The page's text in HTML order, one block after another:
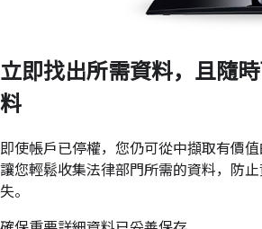
立即找出所需資料，且隨
料
即使帳戶已停權，您仍可從中擷取有價
讓您輕鬆收集法律部門所需的資料，防
失。